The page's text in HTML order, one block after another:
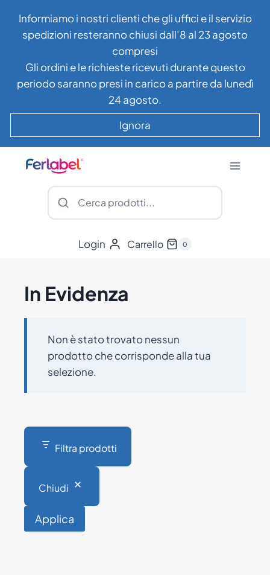
contenuto
Informiamo i nostri clienti che gli uffici e il servizio
spedizioni resteranno chiusi dall’8 al 23 agosto
compresi
Gli ordini e le richieste ricevuti durante questo
periodo saranno presi in carico a partire da lunedì
24 agosto.
Ignora
Login Carrello 0
In Evidenza
Non è stato trovato nessun
prodotto che corrisponde alla tua
selezione.
Filtra prodotti
Chiudi
Applica